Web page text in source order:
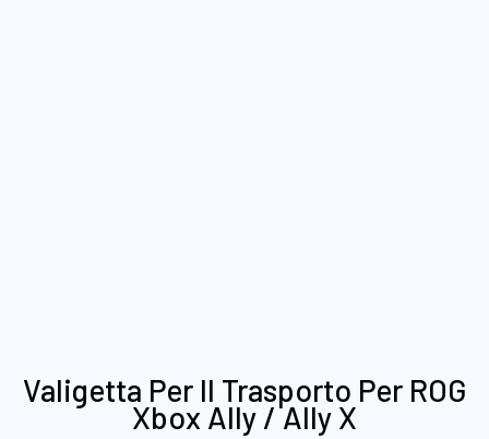
all'inizio
Valigetta Per Il Trasporto Per ROG
Xbox Ally / Ally X